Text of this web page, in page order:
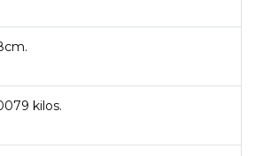
kilos.